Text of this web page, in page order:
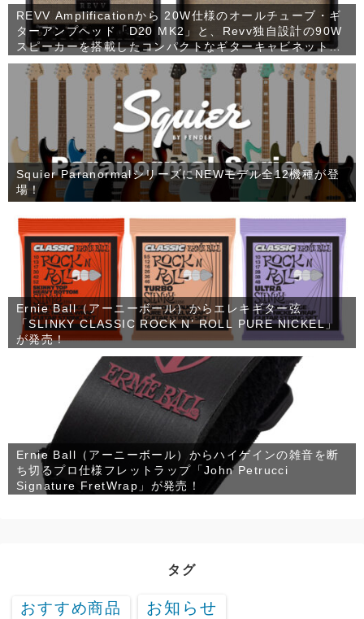
REVV Amplificationから 20W仕様のオールチューブ・ギ
ターアンプヘッド「D20 MK2」と、Revv独自設計の90W
スピーカーを搭載したコンパクトなギターキャビネット
「1×12 RV90」が発売！
Squier ParanormalシリーズにNEWモデル全12機種が登
場！
Ernie Ball（アーニーボール）からエレキギター弦
「SLINKY CLASSIC ROCK N’ ROLL PURE NICKEL」
が発売！
Ernie Ball（アーニーボール）からハイゲインの雑音を断
ち切るプロ仕様フレットラップ「John Petrucci
Signature FretWrap」が発売！
タグ
おすすめ商品 お知らせ